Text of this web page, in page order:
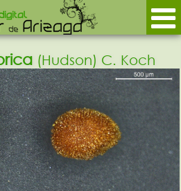
(Hudson) C. Koch